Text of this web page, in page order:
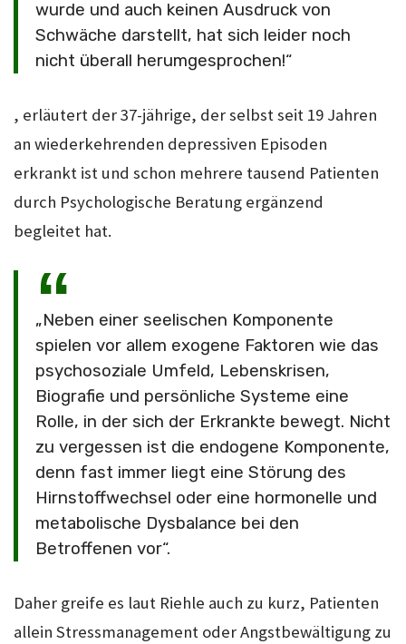
wurde und auch keinen Ausdruck von
Schwäche darstellt, hat sich leider noch
nicht überall herumgesprochen!“
, erläutert der 37-jährige, der selbst seit 19 Jahren
an wiederkehrenden depressiven Episoden
erkrankt ist und schon mehrere tausend Patienten
durch Psychologische Beratung ergänzend
begleitet hat.
„Neben einer seelischen Komponente
spielen vor allem exogene Faktoren wie das
psychosoziale Umfeld, Lebenskrisen,
Biografie und persönliche Systeme eine
Rolle, in der sich der Erkrankte bewegt. Nicht
zu vergessen ist die endogene Komponente,
denn fast immer liegt eine Störung des
Hirnstoffwechsel oder eine hormonelle und
metabolische Dysbalance bei den
Betroffenen vor“.
Daher greife es laut Riehle auch zu kurz, Patienten
allein Stressmanagement oder Angstbewältigung zu